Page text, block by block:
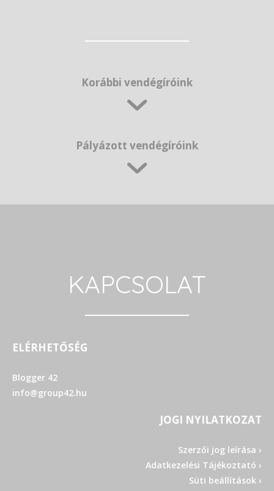
Korábbi vendégíróink
Pályázott vendégíróink
KAPCSOLAT
ELÉRHETŐSÉG
Blogger 42
info@group42.hu
JOGI NYILATKOZAT
Szerzői jog leírása ›
Adatkezelési Tájékoztató ›
Süti beállítások ›